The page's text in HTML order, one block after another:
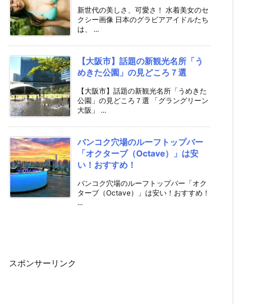
新世代の美しさ、可愛さ！ 水着美女のセ
クシー画像 日本のグラビアアイドルたち
は、 ...
【大阪市】話題の新観光名所「う
めきた公園」の見どころ７選
【大阪市】話題の新観光名所「うめきた
公園」の見どころ７選 「グラングリーン
大阪」 ...
バンコク穴場のルーフトップバー
「オクターブ（Octave）」は安
い！おすすめ！
バンコク穴場のルーフトップバー「オク
ターブ（Octave）」は安い！おすすめ！
...
スポンサーリンク